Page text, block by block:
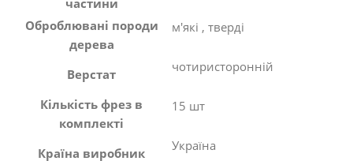
Оброблювані породи
дерева
м'які , тверді
Верстат чотиристоронній
Кількість фрез в
комплекті
15 шт
Країна виробник Україна